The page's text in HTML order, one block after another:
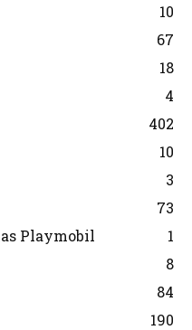
10
67
18
4
402
10
3
73
Playmobil
1
8
84
190